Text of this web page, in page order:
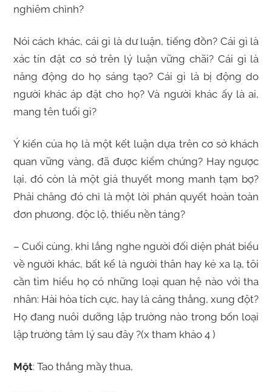
nghiêm chỉnh?
Nói cách khác, cái gì là dư luận, tiếng đồn? Cái gì là
xác tín đặt cơ sở trên lý luận vững chãi? Cái gì là
năng động do họ sáng tạo? Cái gì là bị động do
người khác áp đặt cho họ? Và người khác ấy là ai,
mang tên tuổi gì?
Ý kiến của họ là một kết luận dựa trên cơ sở khách
quan vững vàng, đã được kiểm chứng? Hay ngược
lại, đó còn là một giả thuyết mong manh tạm bợ?
Phải chăng đó chỉ là một lời phán quyết hoàn toàn
đơn phương, độc lộ, thiếu nền tảng?
– Cuối cùng, khi lắng nghe người đối diện phát biểu
về người khác, bất kể là người thân hay kẻ xa lạ, tôi
cần tìm hiểu họ có những loại quan hệ nào với tha
nhân: Hài hòa tích cực, hay là căng thẳng, xung đột?
Họ đang nuôi dưỡng lập trường nào trong bốn loại
lập trường tâm lý sau đây ?(x tham khảo 4 )
Một: Tao thắng mầy thua,